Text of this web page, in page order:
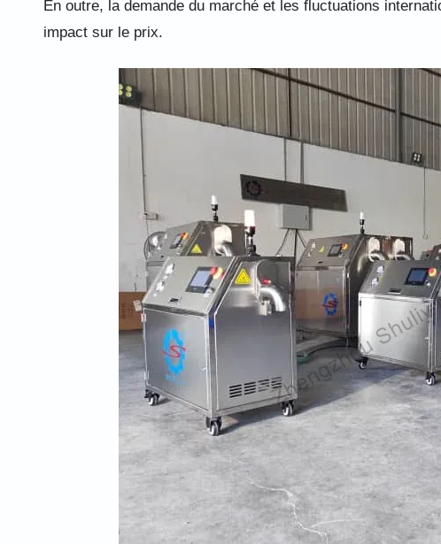
En outre, la demande du marché et les fluctuations
impact surle prix.